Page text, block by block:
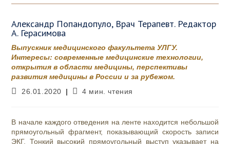
Александр Попандопуло, Врач Терапевт. Редактор
А. Герасимова
Выпускник медицинского факультета УЛГУ.
Интересы: современные медицинские технологии,
открытия в области медицины, перспективы
развития медицины в России и за рубежом.
Запись
26.01.2020
Время
4 мин. чтения
В начале каждого отведения на ленте находится небольшой
прямоугольный фрагмент, показывающий скорость записи
ЭКГ. Тонкий высокий прямоугольный выступ указывает на